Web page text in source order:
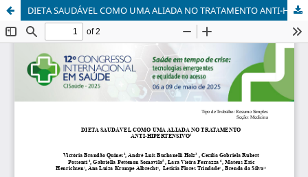
DIETA SAUDÁVEL COMO UMA ALIADA NO TRATAMENTO ANTI-HIPERTENSIVO